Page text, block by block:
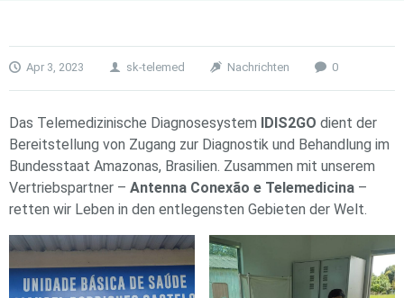
Apr 3, 2023 sk-telemed Nachrichten 0
Das Telemedizinische Diagnosesystem IDIS2GO dient der
Bereitstellung von Zugang zur Diagnostik und Behandlung im
Bundesstaat Amazonas, Brasilien. Zusammen mit unserem
Vertriebspartner – Antenna Conexão e Telemedicina –
retten wir Leben in den entlegensten Gebieten der Welt.